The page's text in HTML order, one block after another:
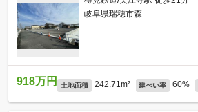
岐阜県瑞穂市森
918万円 土地面積 242.71m² 建ぺい率 60%